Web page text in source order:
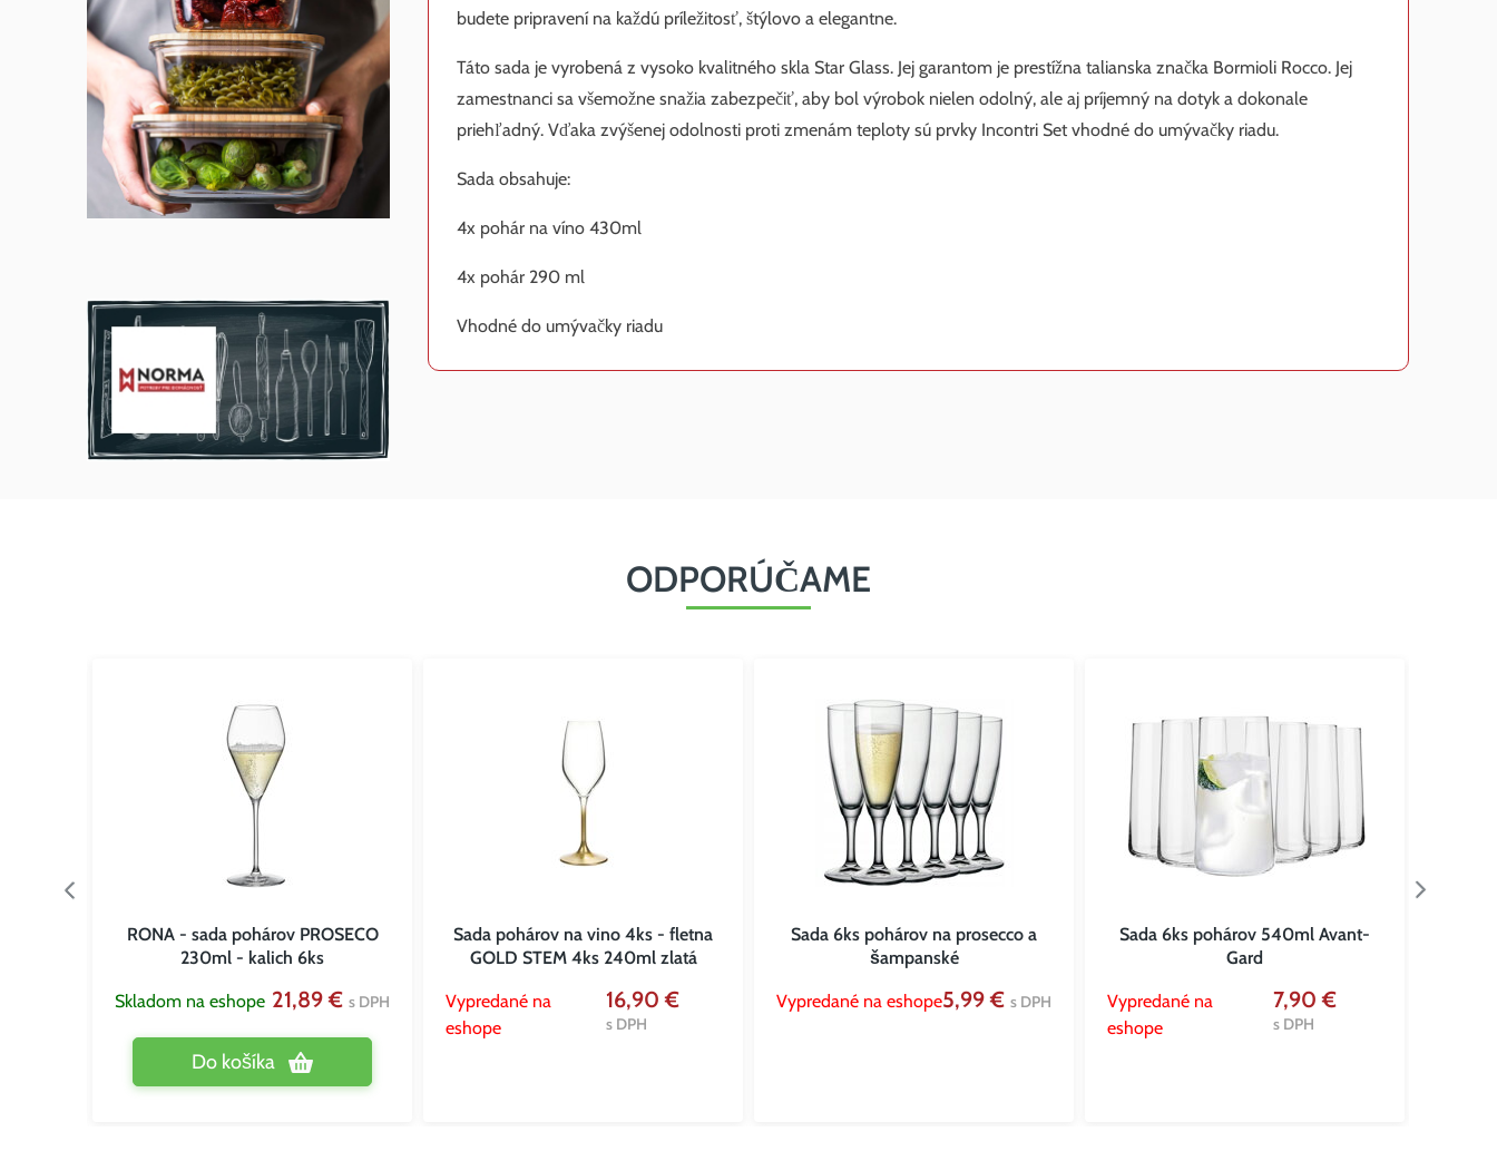
budete pripravení na každú príležitosť, štýlovo a elegantne.
Táto sada je vyrobená z vysoko kvalitného skla Star Glass. Jej garantom je prestížna talianska značka Bormioli Rocco. Jej
zamestnanci sa všemožne snažia zabezpečiť, aby bol výrobok nielen odolný, ale aj príjemný na dotyk a dokonale
priehľadný. Vďaka zvýšenej odolnosti proti zmenám teploty sú prvky Incontri Set vhodné do umývačky riadu.
Sada obsahuje:
4x pohár na víno 430ml
4x pohár 290 ml
Vhodné do umývačky riadu
ODPORÚČAME
RONA - sada pohárov PROSECO
230ml - kalich 6ks
Skladom na eshope 21,89 €s DPH
Do košíka
Sada pohárov na vino 4ks - fletna
GOLD STEM 4ks 240ml zlatá
Vypredané na
eshope
16,90 €
s DPH
Sada 6ks pohárov na prosecco a
šampanské
Vypredané na eshope5,99 €s DPH
Sada 6ks pohárov 540ml Avant-
Gard
Vypredané na
eshope
7,90 €
s DPH